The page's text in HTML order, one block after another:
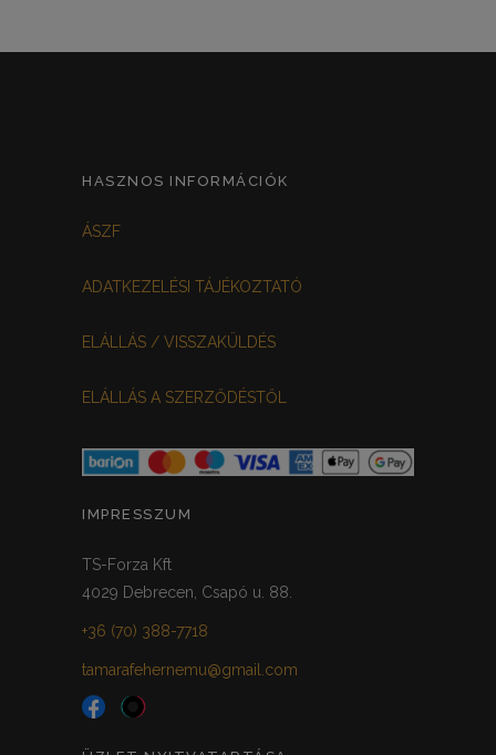
HASZNOS INFORMÁCIÓK
ÁSZF
ADATKEZELÉSI TÁJÉKOZTATÓ
ELÁLLÁS / VISSZAKÜLDÉS
ELÁLLÁS A SZERZŐDÉSTŐL
IMPRESSZUM
TS-Forza Kft
4029 Debrecen, Csapó u. 88.
+36 (70) 388-7718
tamarafehernemu@gmail.com